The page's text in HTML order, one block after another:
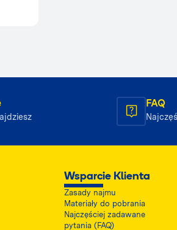
FAQ
Wsparcie Klienta
Zasady najmu
Materiały do pobrania
Najczęściej zadawane
pytania (FAQ)